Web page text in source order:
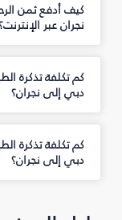
كيف أدفع ثمن
نجران‎ عبر الإنترنت؟
كم تكلفة تذكرة
دبي إلى نجران‎؟
كم تكلفة تذكرة
دبي إلى نجران‎؟